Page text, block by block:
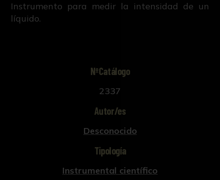
Instrumento para medir la intensidad de un
líquido.
NºCatálogo
2337
Autor/es
Desconocido
Tipología
Instrumental científico